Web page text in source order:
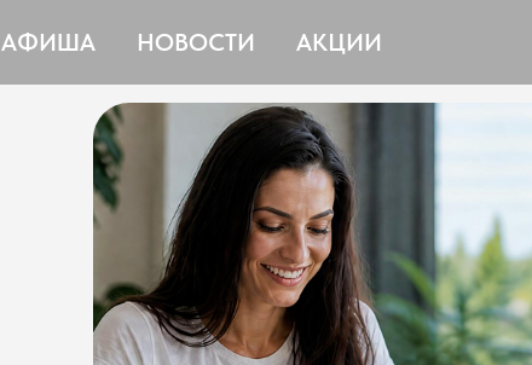
АФИША НОВОСТИ АКЦИИ